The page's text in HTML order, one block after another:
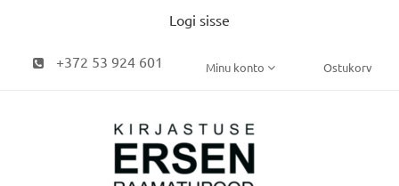
Logi sisse
+372 53 924 601 Minu konto Ostukorv